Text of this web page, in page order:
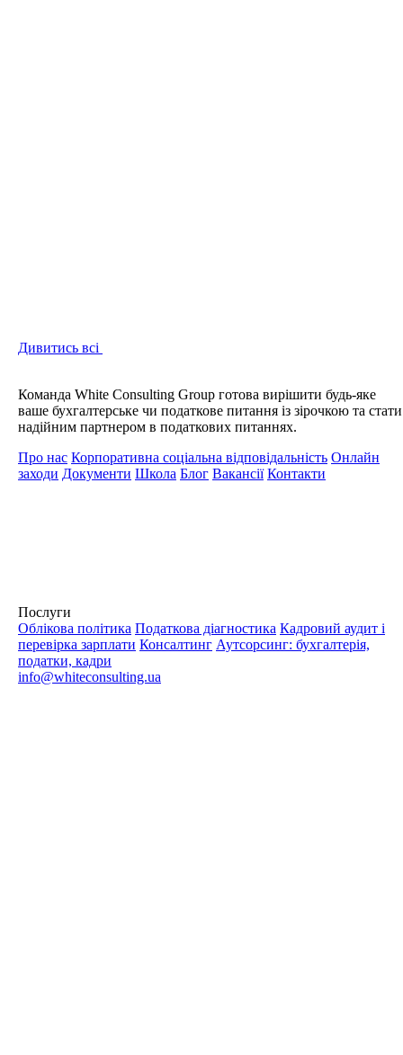
Дивитись всі
Команда White Consulting Group готова вирішити будь-яке
ваше бухгалтерське чи податкове питання із зірочкою та стати
надійним партнером в податкових питаннях.
Про нас Корпоративна соціальна відповідальність Онлайн
заходи Документи Школа Блог Вакансії Контакти
Послуги
Облікова політика Податкова діагностика Кадровий аудит і
перевірка зарплати Консалтинг Аутсорсинг: бухгалтерія,
податки, кадри
info@whiteconsulting.ua